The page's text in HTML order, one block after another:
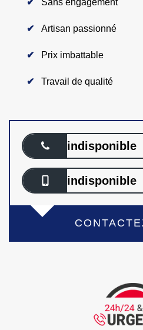
Artisan passionné
Prix imbattable
Travail de qualité
indisponible
indisponible